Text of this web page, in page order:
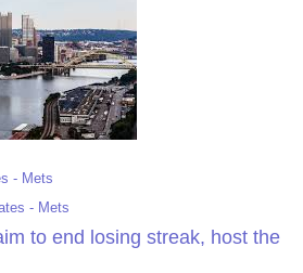
- Mets
- Mets
to end losing streak, host the